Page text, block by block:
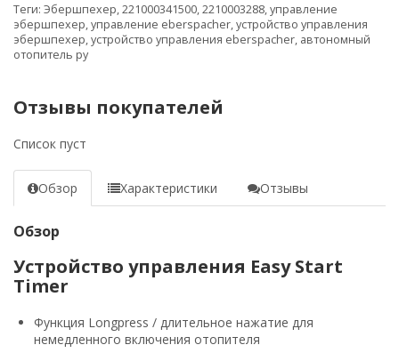
Теги: Эбершпехер,221000341500,2210003288,управление
эбершпехер,управление eberspacher,устройство управления
эбершпехер,устройство управления eberspacher, автономный
отопитель ру
Отзывы покупателей
Список пуст
Обзор Характеристики Отзывы
Обзор
Устройство управления Easy Start
Timer
Функция Longpress / длительное нажатие для
немедленного включения отопителя